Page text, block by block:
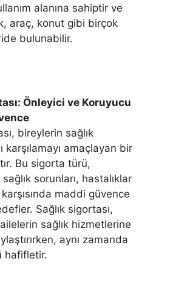
alanına sahiptir ve
araç, konut gibi birçok
bulunabilir.
Önleyici ve Koruyucu
bireylerin sağlık
karşılamayı amaçlayan bir
Bu sigorta türü,
sorunları, hastalıklar
maddi güvence
Sağlık sigortası,
sağlık hizmetlerine
aynı zamanda
hafifletir.